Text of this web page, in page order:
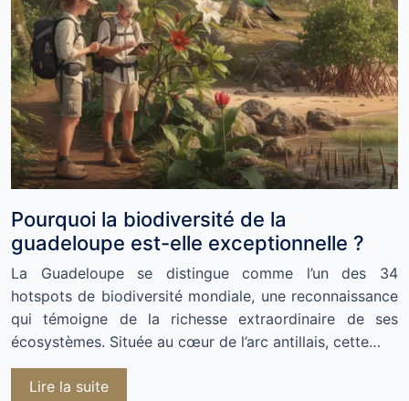
Pourquoi la biodiversité de la
guadeloupe est-elle exceptionnelle ?
La Guadeloupe se distingue comme l’un des 34
hotspots de biodiversité mondiale, une reconnaissance
qui témoigne de la richesse extraordinaire de ses
écosystèmes. Située au cœur de l’arc antillais, cette…
Lire la suite